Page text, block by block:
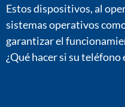
Estos dispositivos, al
sistemas operativos
garantizar el
¿Qué hacer si su teléfono